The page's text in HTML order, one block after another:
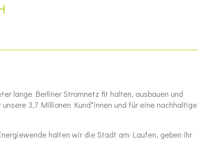
lange Berliner Stromnetz fit halten, ausbauen und
3,7 Millionen Kund*innen und für eine nachhaltige
halten wir die Stadt am Laufen, geben ihr